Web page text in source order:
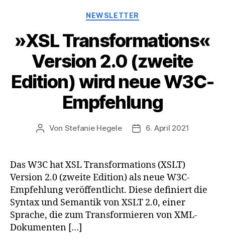
Kategorien
NEWSLETTER
»XSL Transformations«
Version 2.0 (zweite
Edition) wird neue W3C-
Empfehlung
Beitragsautor
Von Stefanie Hegele Veröffentlichungsdatum
6. April 2021
Das W3C hat XSL Transformations (XSLT)
Version 2.0 (zweite Edition) als neue W3C-
Empfehlung veröffentlicht. Diese definiert die
Syntax und Semantik von XSLT 2.0, einer
Sprache, die zum Transformieren von XML-
Dokumenten […]